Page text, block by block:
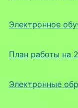
Электронное
План работы на
Электронные